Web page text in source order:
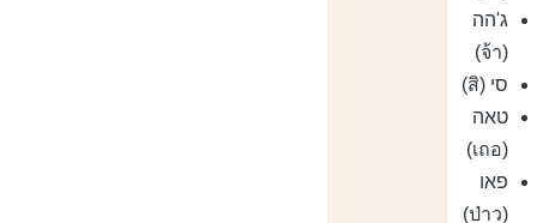
ג'הה
סי (สิ)
טאה
פאו